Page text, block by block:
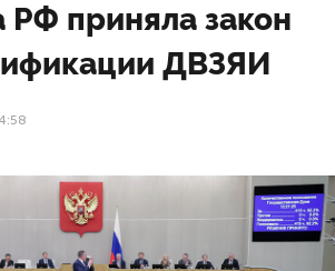
РФ приняла закон
ДВЗЯИ